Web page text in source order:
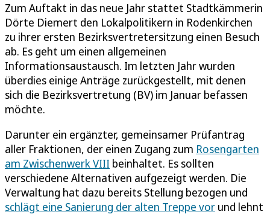
Zum Auftakt in das neue Jahr stattet Stadtkämmerin
Dörte Diemert den Lokalpolitikern in Rodenkirchen
zu ihrer ersten Bezirksvertretersitzung einen Besuch
ab. Es geht um einen allgemeinen
Informationsaustausch. Im letzten Jahr wurden
überdies einige Anträge zurückgestellt, mit denen
sich die Bezirksvertretung (BV) im Januar befassen
möchte.
Darunter ein ergänzter, gemeinsamer Prüfantrag
aller Fraktionen, der einen Zugang zum Rosengarten
am Zwischenwerk VIII beinhaltet. Es sollten
verschiedene Alternativen aufgezeigt werden. Die
Verwaltung hat dazu bereits Stellung bezogen und
schlägt eine Sanierung der alten Treppe vor und lehnt